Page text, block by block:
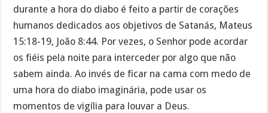
durante a hora do diabo é feito a partir de corações
humanos dedicados aos objetivos de Satanás, Mateus
15:18-19, João 8:44. Por vezes, o Senhor pode acordar
os fiéis pela noite para interceder por algo que não
sabem ainda. Ao invés de ficar na cama com medo de
uma hora do diabo imaginária, pode usar os
momentos de vigília para louvar a Deus.